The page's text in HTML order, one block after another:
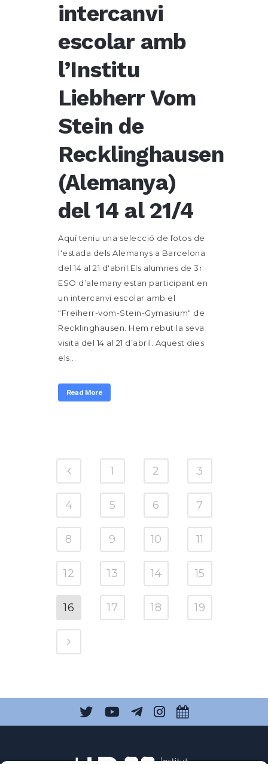
intercanvi
escolar amb
l’Institu
Liebherr Vom
Stein de
Recklinghausen
(Alemanya)
del 14 al 21/4
Aquí teniu una selecció de fotos de
l'estada dels Alemanys a Barcelona
del 14 al 21 d'abril.Els alumnes de 3r
ESO d’alemany estan participant en
un intercanvi escolar amb el
“Freiherr-vom-Stein-Gymasium“ de
Recklinghausen. Hem rebut la seva
visita del 14 al 21 d’abril. Aquest dies
els...
Read More
1 2 3
4 5 6 7
8 9 10 11
12 13 14 15
16 17 18 19